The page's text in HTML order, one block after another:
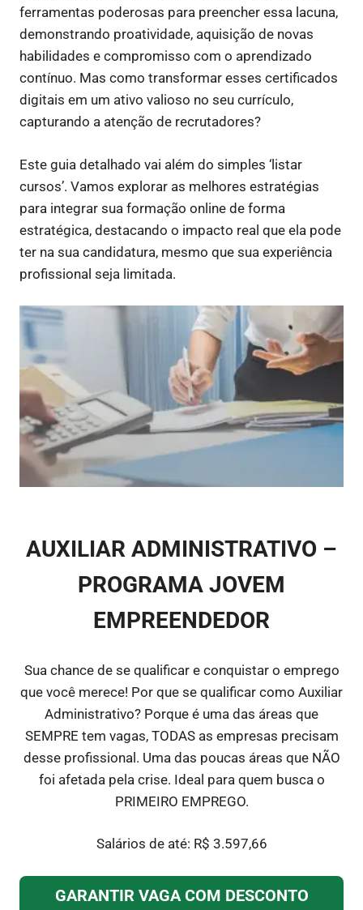
ferramentas poderosas para preencher essa lacuna,
demonstrando proatividade, aquisição de novas
habilidades e compromisso com o aprendizado
contínuo. Mas como transformar esses certificados
digitais em um ativo valioso no seu currículo,
capturando a atenção de recrutadores?
Este guia detalhado vai além do simples ‘listar
cursos’. Vamos explorar as melhores estratégias
para integrar sua formação online de forma
estratégica, destacando o impacto real que ela pode
ter na sua candidatura, mesmo que sua experiência
profissional seja limitada.
AUXILIAR ADMINISTRATIVO –
PROGRAMA JOVEM
EMPREENDEDOR
Sua chance de se qualificar e conquistar o emprego
que você merece! Por que se qualificar como Auxiliar
Administrativo? Porque é uma das áreas que
SEMPRE tem vagas, TODAS as empresas precisam
desse profissional. Uma das poucas áreas que NÃO
foi afetada pela crise. Ideal para quem busca o
PRIMEIRO EMPREGO.
Salários de até: R$ 3.597,66
GARANTIR VAGA COM DESCONTO